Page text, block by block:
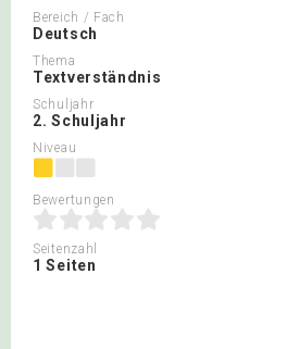
Bereich / Fach
Deutsch
Thema
Textverständnis
Schuljahr
2. Schuljahr
Niveau
Bewertungen
Seitenzahl
1 Seiten